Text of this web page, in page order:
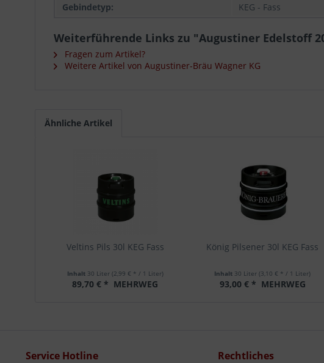
Gebindetyp:
KEG - Fass
Weiterführende Links zu "Augustiner Edelstoff
Fragen zum Artikel?
Weitere Artikel von Augustiner-Bräu Wagner KG
Ähnliche Artikel
Veltins Pils 30l KEG Fass
Inhalt 30 Liter (2,99 € * / 1 Liter)
89,70 € * MEHRWEG
König Pilsener 30l KEG Fass
Inhalt 30 Liter(3,10 € * / 1 Liter)
93,00 € * MEHRWEG
Service Hotline Rechtliches